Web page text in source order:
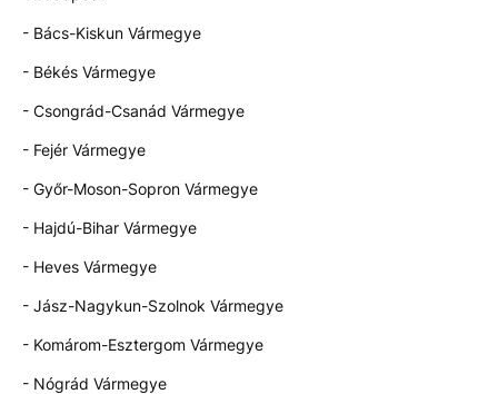
- Bács-Kiskun Vármegye
- Békés Vármegye
- Csongrád-Csanád Vármegye
- Fejér Vármegye
- Győr-Moson-Sopron Vármegye
- Hajdú-Bihar Vármegye
- Heves Vármegye
- Jász-Nagykun-Szolnok Vármegye
- Komárom-Esztergom Vármegye
- Nógrád Vármegye